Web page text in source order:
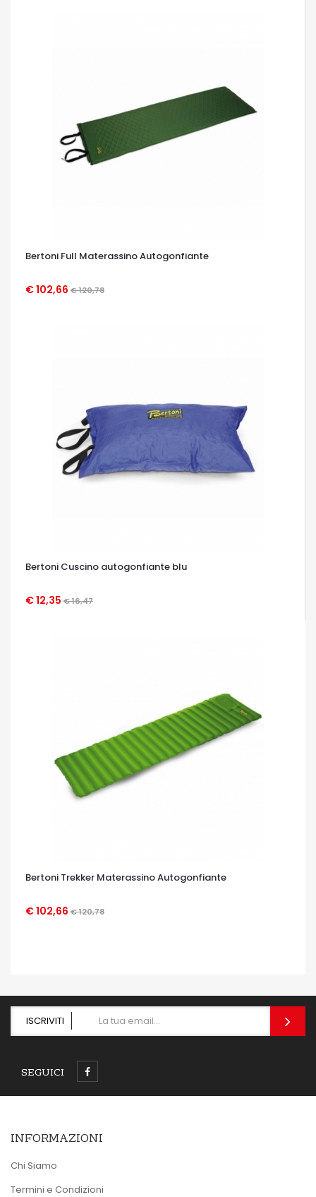
Bertoni Full Materassino Autogonfiante
€ 102,66 € 120,78
OCCHIATA VELOCE
Bertoni Cuscino autogonfiante blu
€ 12,35 € 16,47
OCCHIATA VELOCE
Bertoni Trekker Materassino Autogonfiante
€ 102,66 € 120,78
OCCHIATA VELOCE
ISCRIVITI
SEGUICI
INFORMAZIONI
Chi Siamo
Termini e Condizioni